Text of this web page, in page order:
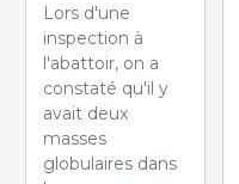
Lors d'une
inspection à
l'abattoir, on a
constaté qu'il y
avait deux
masses
globulaires dans